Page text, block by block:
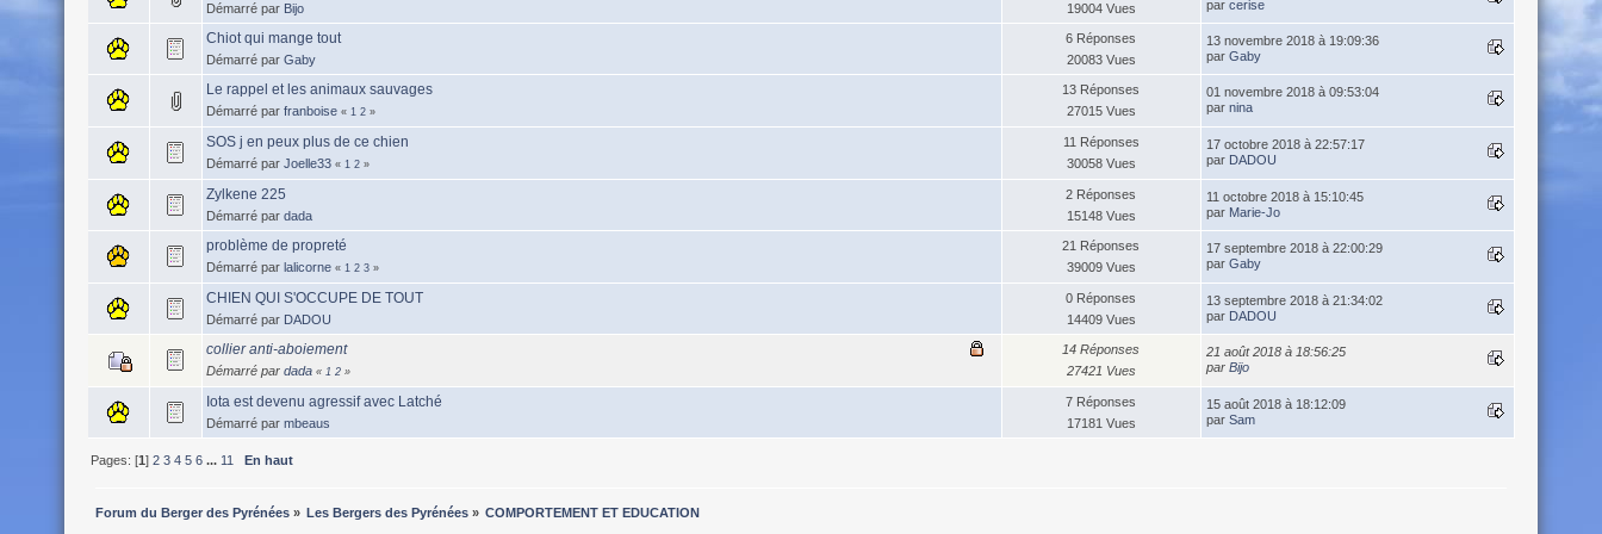
Démarré par Bijo
19004 Vues
par cerise
Chiot qui mange tout
Démarré par Gaby
6 Réponses
20083 Vues
13 novembre 2018 à 19:09:36
par Gaby
Le rappel et les animaux sauvages
Démarré par franboise « 1 2»
13 Réponses
27015 Vues
01 novembre 2018 à 09:53:04
par nina
SOS j en peux plus de ce chien
Démarré par Joelle33 « 1 2»
11 Réponses
30058 Vues
17 octobre 2018 à 22:57:17
par DADOU
Zylkene 225
Démarré par dada
2 Réponses
15148 Vues
11 octobre 2018 à 15:10:45
par Marie-Jo
problème de propreté
Démarré par lalicorne « 1 2 3»
21 Réponses
39009 Vues
17 septembre 2018 à 22:00:29
par Gaby
CHIEN QUI S'OCCUPE DE TOUT
Démarré par DADOU
0 Réponses
14409 Vues
13 septembre 2018 à 21:34:02
par DADOU
collier anti-aboiement
Démarré par dada « 1 2»
14 Réponses
27421 Vues
21 août 2018 à 18:56:25
par Bijo
Iota est devenu agressif avec Latché
Démarré par mbeaus
7 Réponses
17181 Vues
15 août 2018 à 18:12:09
par Sam
Pages: [1] 2 3 4 5 6 ... 11 En haut
Forum du Berger des Pyrénées» Les Bergers des Pyrénées » COMPORTEMENT ET EDUCATION